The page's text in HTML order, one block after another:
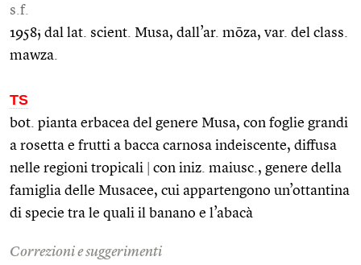
s.f.
1958; dal lat. scient. Musa, dall’ar. mōza, var. del class.
mawza.
TS
bot. pianta erbacea del genere Musa, con foglie grandi
a rosetta e frutti a bacca carnosa indeiscente, diffusa
nelle regioni tropicali
con iniz. maiusc., genere della
famiglia delle Musacee, cui appartengono un’ottantina
di specie tra le quali il banano e l’abacà
Correzioni e suggerimenti